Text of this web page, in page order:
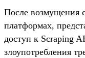
После возмущения
платформах,
доступ к Scraping
злоупотребления